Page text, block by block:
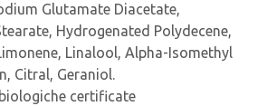
Glutamate Diacetate,
Hydrogenated Polydecene,
Linalool, Alpha-Isomethyl
Citral, Geraniol.
certificate